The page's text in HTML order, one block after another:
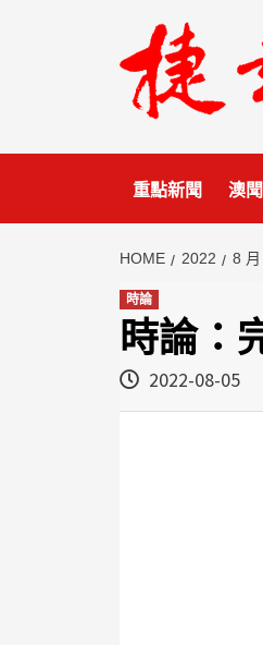
重點新聞 澳聞
HOME 2022 8 月
時論
時論：
2022-08-05